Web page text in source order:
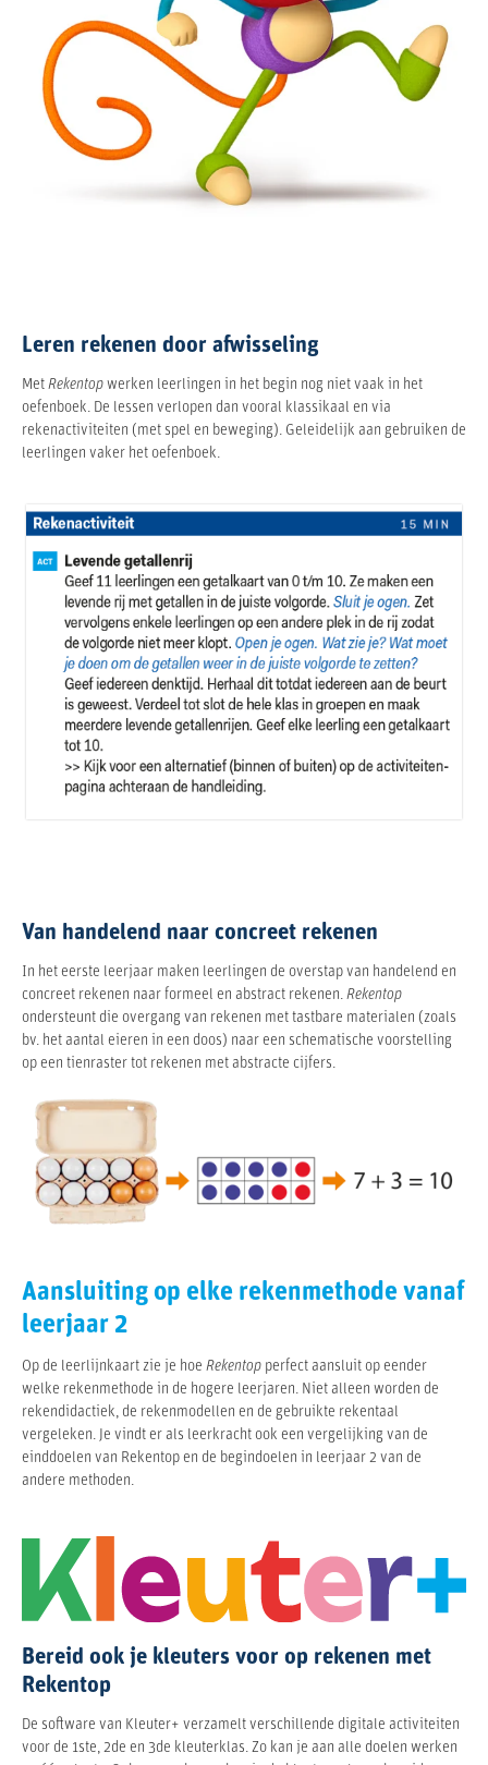
Leren rekenen door afwisseling
Met Rekentop werken leerlingen in het begin nog niet vaak in het
oefenboek. De lessen verlopen dan vooral klassikaal en via
rekenactiviteiten (met spel en beweging). Geleidelijk aan gebruiken de
leerlingen vaker het oefenboek.
Van handelend naar concreet rekenen
In het eerste leerjaar maken leerlingen de overstap van handelend en
concreet rekenen naar formeel en abstract rekenen. Rekentop
ondersteunt die overgang van rekenen met tastbare materialen (zoals
bv. het aantal eieren in een doos) naar een schematische voorstelling
op een tienraster tot rekenen met abstracte cijfers.
Aansluiting op elke rekenmethode vanaf
leerjaar 2
Op de leerlijnkaart zie je hoe Rekentop perfect aansluit op eender
welke rekenmethode in de hogere leerjaren. Niet alleen worden de
rekendidactiek, de rekenmodellen en de gebruikte rekentaal
vergeleken. Je vindt er als leerkracht ook een vergelijking van de
einddoelen van Rekentop en de begindoelen in leerjaar 2 van de
andere methoden.
Bereid ook je kleuters voor op rekenen met
Rekentop
De software van Kleuter+ verzamelt verschillende digitale activiteiten
voor de 1ste, 2de en 3de kleuterklas. Zo kan je aan alle doelen werken